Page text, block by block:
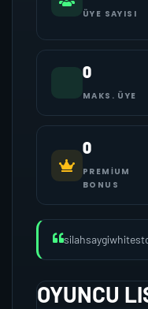
ÜYE SAYISI
0
MAKS. ÜYE
0
PREMIUM
BONUS
OYUNCU